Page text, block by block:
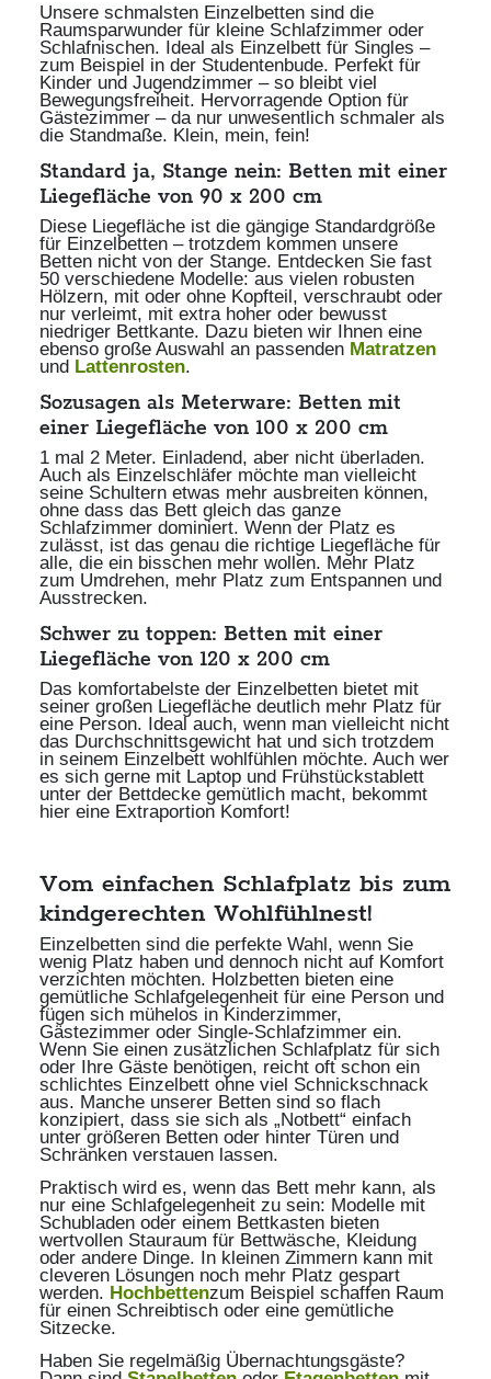
Unsere schmalsten Einzelbetten sind die
Raumsparwunder für kleine Schlafzimmer oder
Schlafnischen. Ideal als Einzelbett für Singles –
zum Beispiel in der Studentenbude. Perfekt für
Kinder und Jugendzimmer – so bleibt viel
Bewegungsfreiheit. Hervorragende Option für
Gästezimmer – da nur unwesentlich schmaler als
die Standmaße. Klein, mein, fein!
Standard ja, Stange nein: Betten mit einer
Liegefläche von 90 x 200 cm
Diese Liegefläche ist die gängige Standardgröße
für Einzelbetten – trotzdem kommen unsere
Betten nicht von der Stange. Entdecken Sie fast
50 verschiedene Modelle: aus vielen robusten
Hölzern, mit oder ohne Kopfteil, verschraubt oder
nur verleimt, mit extra hoher oder bewusst
niedriger Bettkante. Dazu bieten wir Ihnen eine
ebenso große Auswahl an passenden Matratzen
und Lattenrosten.
Sozusagen als Meterware: Betten mit
einer Liegefläche von 100 x 200 cm
1 mal 2 Meter. Einladend, aber nicht überladen.
Auch als Einzelschläfer möchte man vielleicht
seine Schultern etwas mehr ausbreiten können,
ohne dass das Bett gleich das ganze
Schlafzimmer dominiert. Wenn der Platz es
zulässt, ist das genau die richtige Liegefläche für
alle, die ein bisschen mehr wollen. Mehr Platz
zum Umdrehen, mehr Platz zum Entspannen und
Ausstrecken.
Schwer zu toppen: Betten mit einer
Liegefläche von 120 x 200 cm
Das komfortabelste der Einzelbetten bietet mit
seiner großen Liegefläche deutlich mehr Platz für
eine Person. Ideal auch, wenn man vielleicht nicht
das Durchschnittsgewicht hat und sich trotzdem
in seinem Einzelbett wohlfühlen möchte. Auch wer
es sich gerne mit Laptop und Frühstückstablett
unter der Bettdecke gemütlich macht, bekommt
hier eine Extraportion Komfort!
Vom einfachen Schlafplatz bis zum
kindgerechten Wohlfühlnest!
Einzelbetten sind die perfekte Wahl, wenn Sie
wenig Platz haben und dennoch nicht auf Komfort
verzichten möchten. Holzbetten bieten eine
gemütliche Schlafgelegenheit für eine Person und
fügen sich mühelos in Kinderzimmer,
Gästezimmer oder Single-Schlafzimmer ein.
Wenn Sie einen zusätzlichen Schlafplatz für sich
oder Ihre Gäste benötigen, reicht oft schon ein
schlichtes Einzelbett ohne viel Schnickschnack
aus. Manche unserer Betten sind so flach
konzipiert, dass sie sich als „Notbett“ einfach
unter größeren Betten oder hinter Türen und
Schränken verstauen lassen.
Praktisch wird es, wenn das Bett mehr kann, als
nur eine Schlafgelegenheit zu sein: Modelle mit
Schubladen oder einem Bettkasten bieten
wertvollen Stauraum für Bettwäsche, Kleidung
oder andere Dinge. In kleinen Zimmern kann mit
cleveren Lösungen noch mehr Platz gespart
werden. Hochbettenzum Beispiel schaffen Raum
für einen Schreibtisch oder eine gemütliche
Sitzecke.
Haben Sie regelmäßig Übernachtungsgäste?